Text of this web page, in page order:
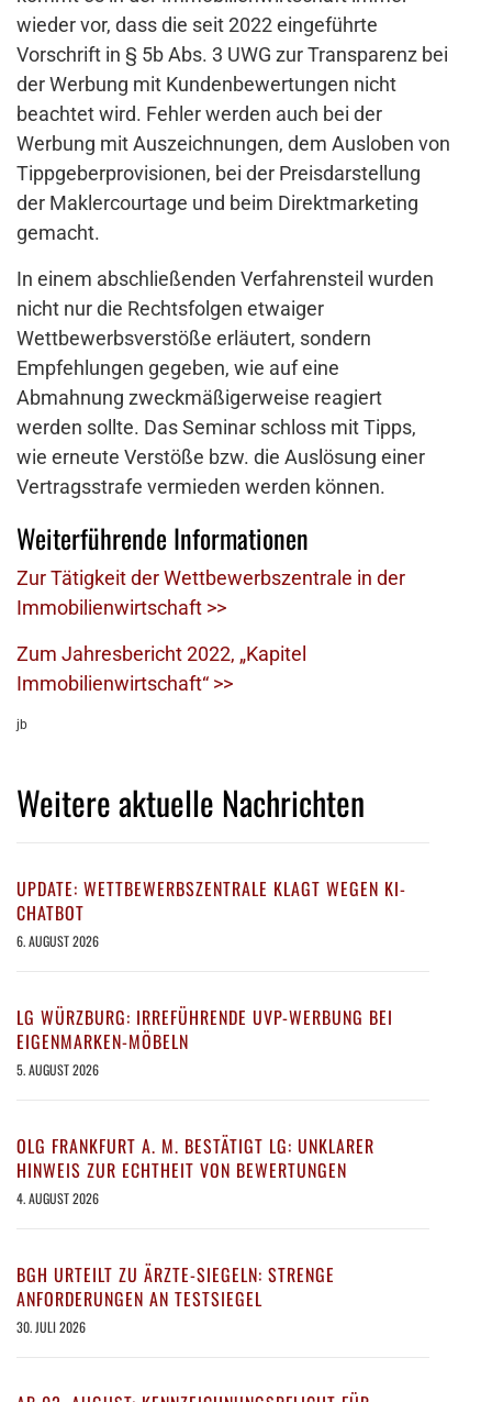
wieder vor, dass die seit 2022 eingeführte
Vorschrift in § 5b Abs. 3 UWG zur Transparenz bei
der Werbung mit Kundenbewertungen nicht
beachtet wird. Fehler werden auch bei der
Werbung mit Auszeichnungen, dem Ausloben von
Tippgeberprovisionen, bei der Preisdarstellung
der Maklercourtage und beim Direktmarketing
gemacht.
In einem abschließenden Verfahrensteil wurden
nicht nur die Rechtsfolgen etwaiger
Wettbewerbsverstöße erläutert, sondern
Empfehlungen gegeben, wie auf eine
Abmahnung zweckmäßigerweise reagiert
werden sollte. Das Seminar schloss mit Tipps,
wie erneute Verstöße bzw. die Auslösung einer
Vertragsstrafe vermieden werden können.
Weiterführende Informationen
Zur Tätigkeit der Wettbewerbszentrale in der
Immobilienwirtschaft >>
Zum Jahresbericht 2022, „Kapitel
Immobilienwirtschaft“ >>
jb
Weitere aktuelle Nachrichten
UPDATE: WETTBEWERBSZENTRALE KLAGT WEGEN KI-
CHATBOT
6. AUGUST 2026
LG WÜRZBURG: IRREFÜHRENDE UVP-WERBUNG BEI
EIGENMARKEN-MÖBELN
5. AUGUST 2026
OLG FRANKFURT A. M. BESTÄTIGT LG: UNKLARER
HINWEIS ZUR ECHTHEIT VON BEWERTUNGEN
4. AUGUST 2026
BGH URTEILT ZU ÄRZTE-SIEGELN: STRENGE
ANFORDERUNGEN AN TESTSIEGEL
30. JULI 2026